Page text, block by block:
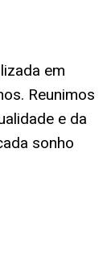
em
Reunimos
e da
sonho